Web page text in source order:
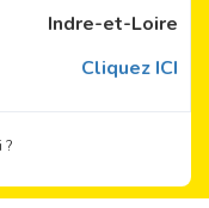
Indre-et-Loire
Cliquez ICI
?